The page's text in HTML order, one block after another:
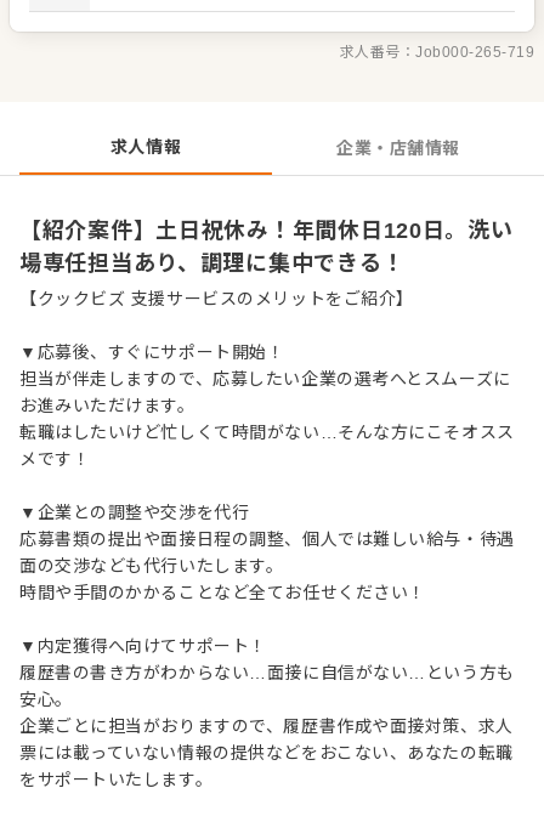
おり、調理に集中しやすい環境です。
の更新です。
求人番号：Job000-265-719
求人情報 企業・店舗情報
【紹介案件】土日祝休み！年間休日120日。洗い
場専任担当あり、調理に集中できる！
【クックビズ 支援サービスのメリットをご紹介】
▼応募後、すぐにサポート開始！
担当が伴走しますので、応募したい企業の選考へとスムーズに
お進みいただけます。
転職はしたいけど忙しくて時間がない…そんな方にこそオスス
メです！
▼企業との調整や交渉を代行
応募書類の提出や面接日程の調整、個人では難しい給与・待遇
面の交渉なども代行いたします。
時間や手間のかかることなど全てお任せください！
▼内定獲得へ向けてサポート！
履歴書の書き方がわからない…面接に自信がない…という方も
安心。
企業ごとに担当がおりますので、履歴書作成や面接対策、求人
票には載っていない情報の提供などをおこない、あなたの転職
をサポートいたします。